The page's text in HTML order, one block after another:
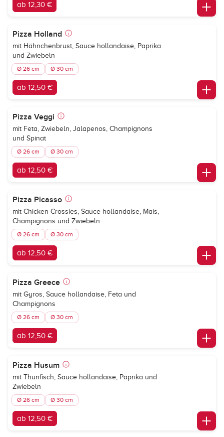
ab 12,30 €
Pizza Holland
mit Hähnchenbrust, Sauce hollandaise, Paprika
und Zwiebeln
Ø 26 cm Ø 30 cm
ab 12,50 €
Pizza Veggi
mit Feta, Zwiebeln, Jalapenos, Champignons
und Spinat
Ø 26 cm Ø 30 cm
ab 12,50 €
Pizza Picasso
mit Chicken Crossies, Sauce hollandaise, Mais,
Champignons und Zwiebeln
Ø 26 cm Ø 30 cm
ab 12,50 €
Pizza Greece
mit Gyros, Sauce hollandaise, Feta und
Champignons
Ø 26 cm Ø 30 cm
ab 12,50 €
Pizza Husum
mit Thunfisch, Sauce hollandaise, Paprika und
Zwiebeln
Ø 26 cm Ø 30 cm
ab 12,50 €